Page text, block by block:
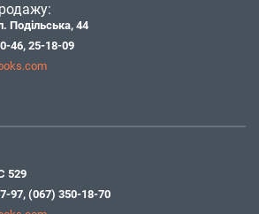
Подільська, 44
46, 25-18-09
529
97, (067) 350-18-70